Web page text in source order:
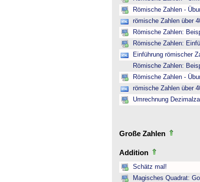
Römische Zahlen -
römische Zahlen über
Römische Zahlen:
Römische Zahlen:
Einführung römischer
Römische Zahlen:
Römische Zahlen -
römische Zahlen über
Umrechnung
Große Zahlen
Addition
Schätz mal!
Magisches Quadrat: